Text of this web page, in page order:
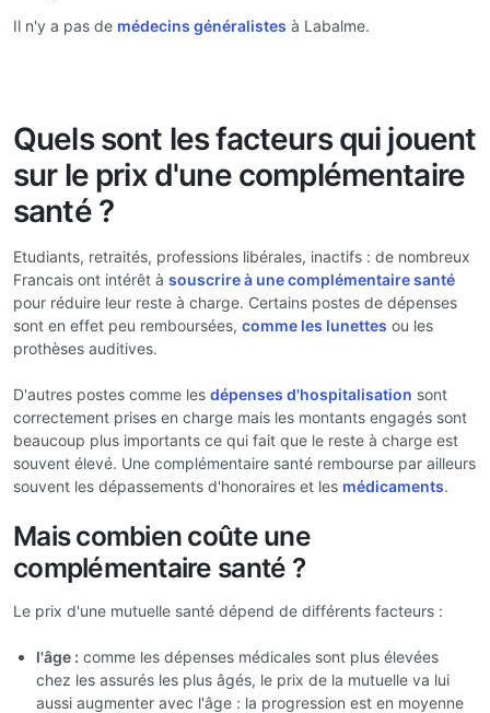
Il n'y a pas de médecins généralistes à Labalme.
Quels sont les facteurs qui jouent
sur le prix d'une complémentaire
santé ?
Etudiants, retraités, professions libérales, inactifs : de nombreux
Francais ont intérêt à souscrire à une complémentaire santé
pour réduire leur reste à charge. Certains postes de dépenses
sont en effet peu remboursées, comme les lunettes ou les
prothèses auditives.
D'autres postes comme les dépenses d'hospitalisation sont
correctement prises en charge mais les montants engagés sont
beaucoup plus importants ce qui fait que le reste à charge est
souvent élevé. Une complémentaire santé rembourse par ailleurs
souvent les dépassements d'honoraires et les médicaments.
Mais combien coûte une
complémentaire santé ?
Le prix d'une mutuelle santé dépend de différents facteurs :
l'âge : comme les dépenses médicales sont plus élevées
chez les assurés les plus âgés, le prix de la mutuelle va lui
aussi augmenter avec l'âge : la progression est en moyenne